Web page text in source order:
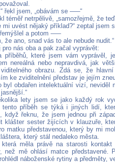
řekl jsem, „obávám se –––“
téměř netrpělivě, „samozřejmě, že
mi uvést nějaký příklad?“ zeptal jsem
a potom –––
že ano, snad vás to ale nebude nudit.“
pro nás oba a pak začal vyprávět:
příběhů, které jsem vám
nereálná nebo nepravdivá, jak
viditelného obrazu. Zdá se, že
ke zviditelnění představ je jejím
byl obdařen intelektuální vizí,
lety jsem se jako každý rok
tento příběh se týká i jiných lidí,
když řeknu, že jsem jednou při
klášter sester žijících v klauzuře,
matku představenou, který by mi
který stál nedaleko města.
která měla právě na starosti
než mě ohlásí matce představené.
náboženské rytiny a předměty,